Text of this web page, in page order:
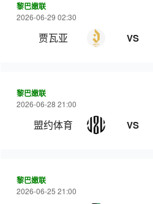
黎巴嫩联
2026-06-29 02:30
贾瓦亚 VS
黎巴嫩联
2026-06-28 21:00
盟约体育 VS
黎巴嫩联
2026-06-25 21:00